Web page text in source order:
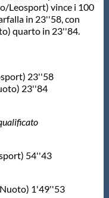
Leosport) vince i 100
in 23''58, con
quarto in 23''84.
23''58
23''84
54''43
1'49''53